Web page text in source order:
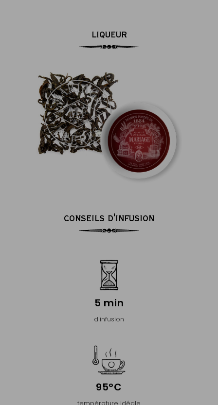
LIQUEUR
CONSEILS D'INFUSION
5 min
d'infusion
95°C